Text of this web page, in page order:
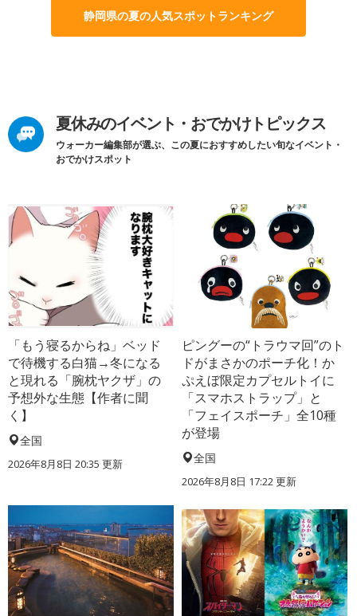
静岡県の夏の人気スポットランキング
夏休みのイベント・おでかけトピックス
ウォーカー編集部が選ぶ、この夏におすすめしたい旬なイベント・
おでかけスポット
「もう寝るからね」ベッド
で待機する白猫→冬になる
と現れる「腕枕ヤクザ」の
予想外な生態【作者に聞
く】
全国
2026年8月8日 20:35 更新
ピングーの“トラウマ回”のト
ドがまさかのポーチ化！か
ぷえぼ限定カプセルトイに
「スマホストラップ」と
「フェイスポーチ」全10種
が登場
全国
2026年8月8日 17:22更新